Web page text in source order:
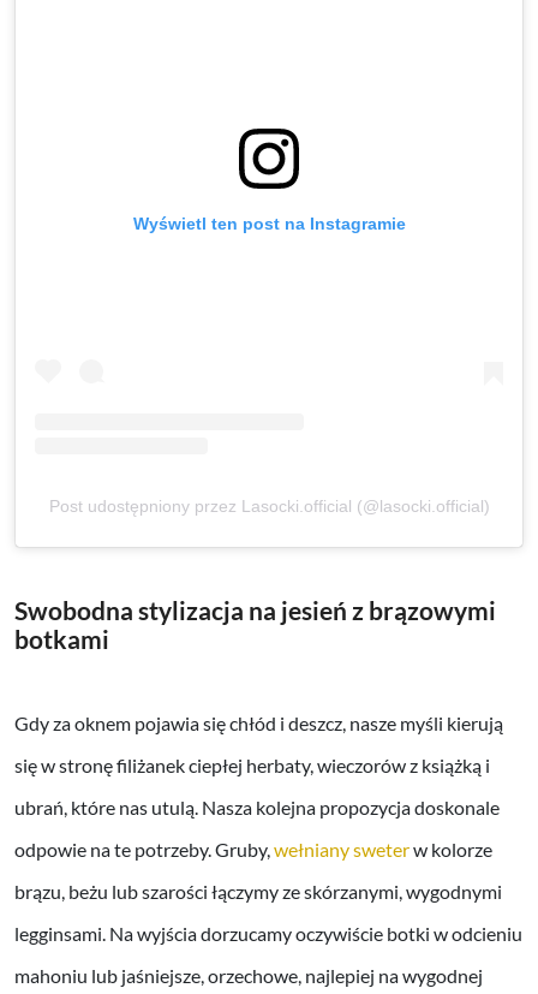
Wyświetl ten post na Instagramie
Post udostępniony przez Lasocki.official (@lasocki.official)
Swobodna stylizacja na jesień z brązowymi
botkami
Gdy za oknem pojawia się chłód i deszcz, nasze myśli kierują
się w stronę filiżanek ciepłej herbaty, wieczorów z książką i
ubrań, które nas utulą. Nasza kolejna propozycja doskonale
odpowie na te potrzeby. Gruby,wełniany sweterw kolorze
brązu, beżu lub szarości łączymy ze skórzanymi, wygodnymi
legginsami. Na wyjścia dorzucamy oczywiście botki w odcieniu
mahoniu lub jaśniejsze, orzechowe, najlepiej na wygodnej